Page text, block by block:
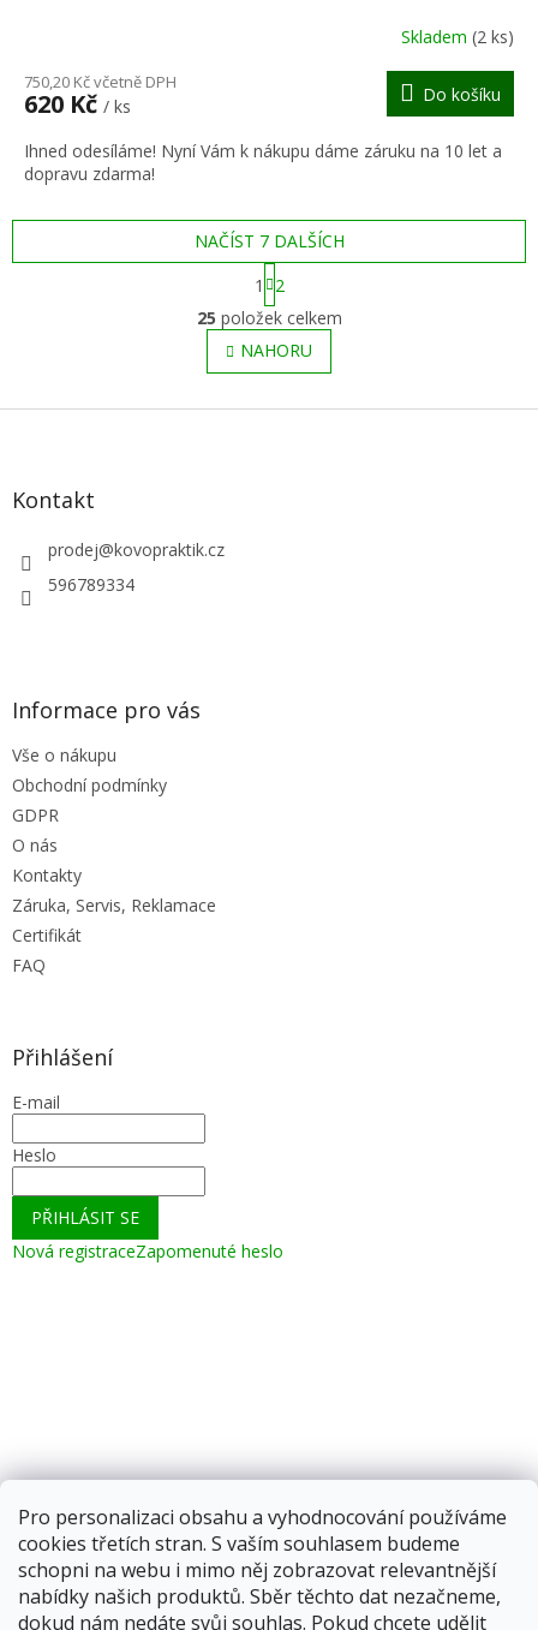
Pro personalizaci obsahu a vyhodnocování používáme
cookies třetích stran. S vaším souhlasem budeme
schopni na webu i mimo něj zobrazovat relevantnější
nabídky našich produktů. Sběr těchto dat nezačneme,
dokud nám nedáte svůj souhlas. Pokud chcete udělit
R
M
A
Skladem (2 ks)
750,20 Kč včetně DPH
620 Kč / ks
Do košíku
Ihned odesíláme! Nyní Vám k nákupu dáme záruku na 10 let a
dopravu zdarma!
O
v
l
á
NAČÍST 7 DALŠÍCH
S
t
r
á
n
k
v
1
2
25 položek celkem
NAHORU
Z
Kontakt
prodej@kovopraktik.cz
596789334
Informace pro vás
Vše o nákupu
Obchodní podmínky
GDPR
O nás
Kontakty
Záruka, Servis, Reklamace
Certifikát
FAQ
Přihlášení
E-mail
Heslo
PŘIHLÁSIT SE
Nová registraceZapomenuté heslo